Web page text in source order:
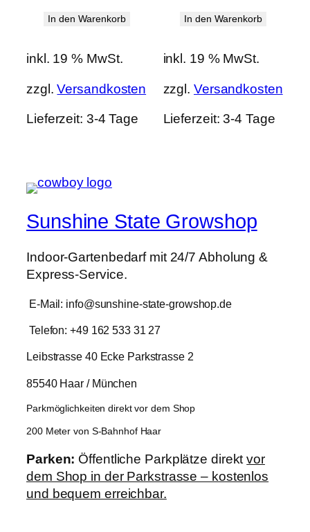
war:
ist:
In den Warenkorb
inkl. 19 % MwSt.
zzgl.Versandkosten
Lieferzeit: 3-4 Tage
war:
ist:
In den Warenkorb
inkl. 19 % MwSt.
zzgl. Versandkosten
Lieferzeit:3-4 Tage
Sunshine State Growshop
Indoor-Gartenbedarf mit 24/7 Abholung &
Express-Service.
E-Mail: info@sunshine-state-growshop.de
Telefon: +49 162 533 31 27
Leibstrasse 40 Ecke Parkstrasse 2
85540 Haar / München
Parkmöglichkeiten direkt vor dem Shop
200 Meter von S-Bahnhof Haar
Parken: Öffentliche Parkplätze direktvor
dem Shop in der Parkstrasse – kostenlos
und bequem erreichbar.